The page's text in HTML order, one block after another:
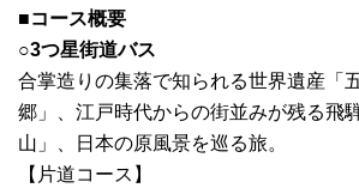
■コース概要
○3つ星街道バス
合掌造りの集落で知られる世界遺産「
郷」、江戸時代からの街並みが残る飛
山」、日本の原風景を巡る旅。
【片道コース】